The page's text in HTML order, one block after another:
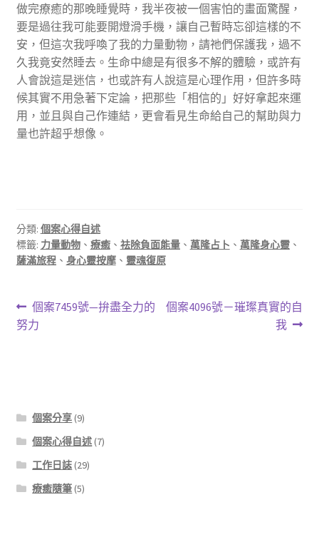
做完療癒的那晚睡覺時，我半夜被一個害怕的畫面驚醒，
要是過往我可能要開燈滑手機，讓自己暫時忘卻這樣的不
安，但這次我呼喚了我的力量動物，請祂們保護我，過不
久我竟安然睡去。生命中總是有很多不解的體驗，或許有
人會說這是迷信，也或許有人說這是心理作用，但許多時
候其實不用急著下定論，把那些「相信的」好好拿起來運
用，並且與自己作連結，更會看見生命給自己的幫助與力
量也許超乎想像。
分類: 個案心得自述
標籤: 力量動物、 療癒、 祛除負面能量、 萬隆占卜 、 萬隆身心靈、
薩滿旅程、 身心靈按摩、 靈魂復原
文
章
上
一
個案7459號—拚盡全力的
努力
下
個案4096號－璀璨真實的自
我
個案分享 (9)
個案心得自述 (7)
工作日誌 (29)
療癒隨筆 (5)